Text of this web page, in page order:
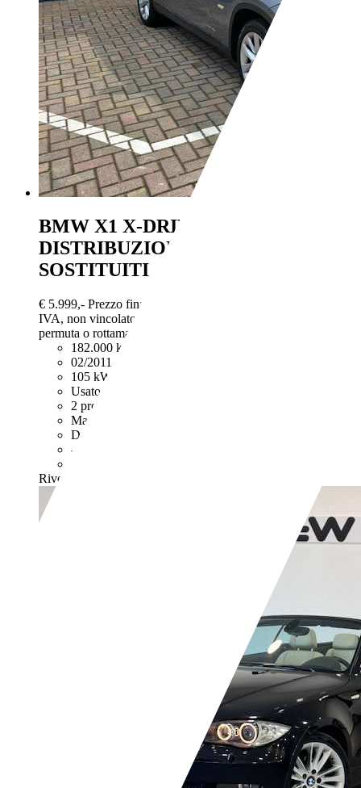
BMW X1 X-DRIVE 18d
DISTRIBUZIONE E FRIZIONE
SOSTITUITI
€ 5.999,- Prezzo finale offerto al pubblico, comprensivo di
IVA, non vincolato all’acquisto di un finanziamento, a
permuta o rottamazione. Passaggio di proprietà e IPT esclusi.
182.000 km
02/2011
105 kW (143 CV)
Usato
2 proprietari
Manuale
Diesel
- (l/100 km)
Rivenditore,